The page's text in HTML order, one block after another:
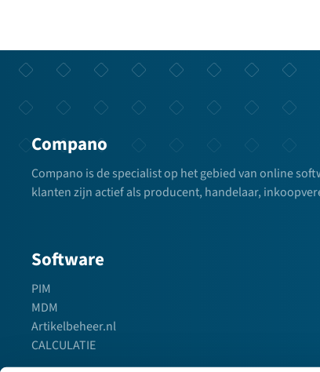
Compano
Compano is de specialist op het gebied van online
klanten zijn actief als producent, handelaar,
Software
PIM
MDM
Artikelbeheer.nl
CALCULATIE